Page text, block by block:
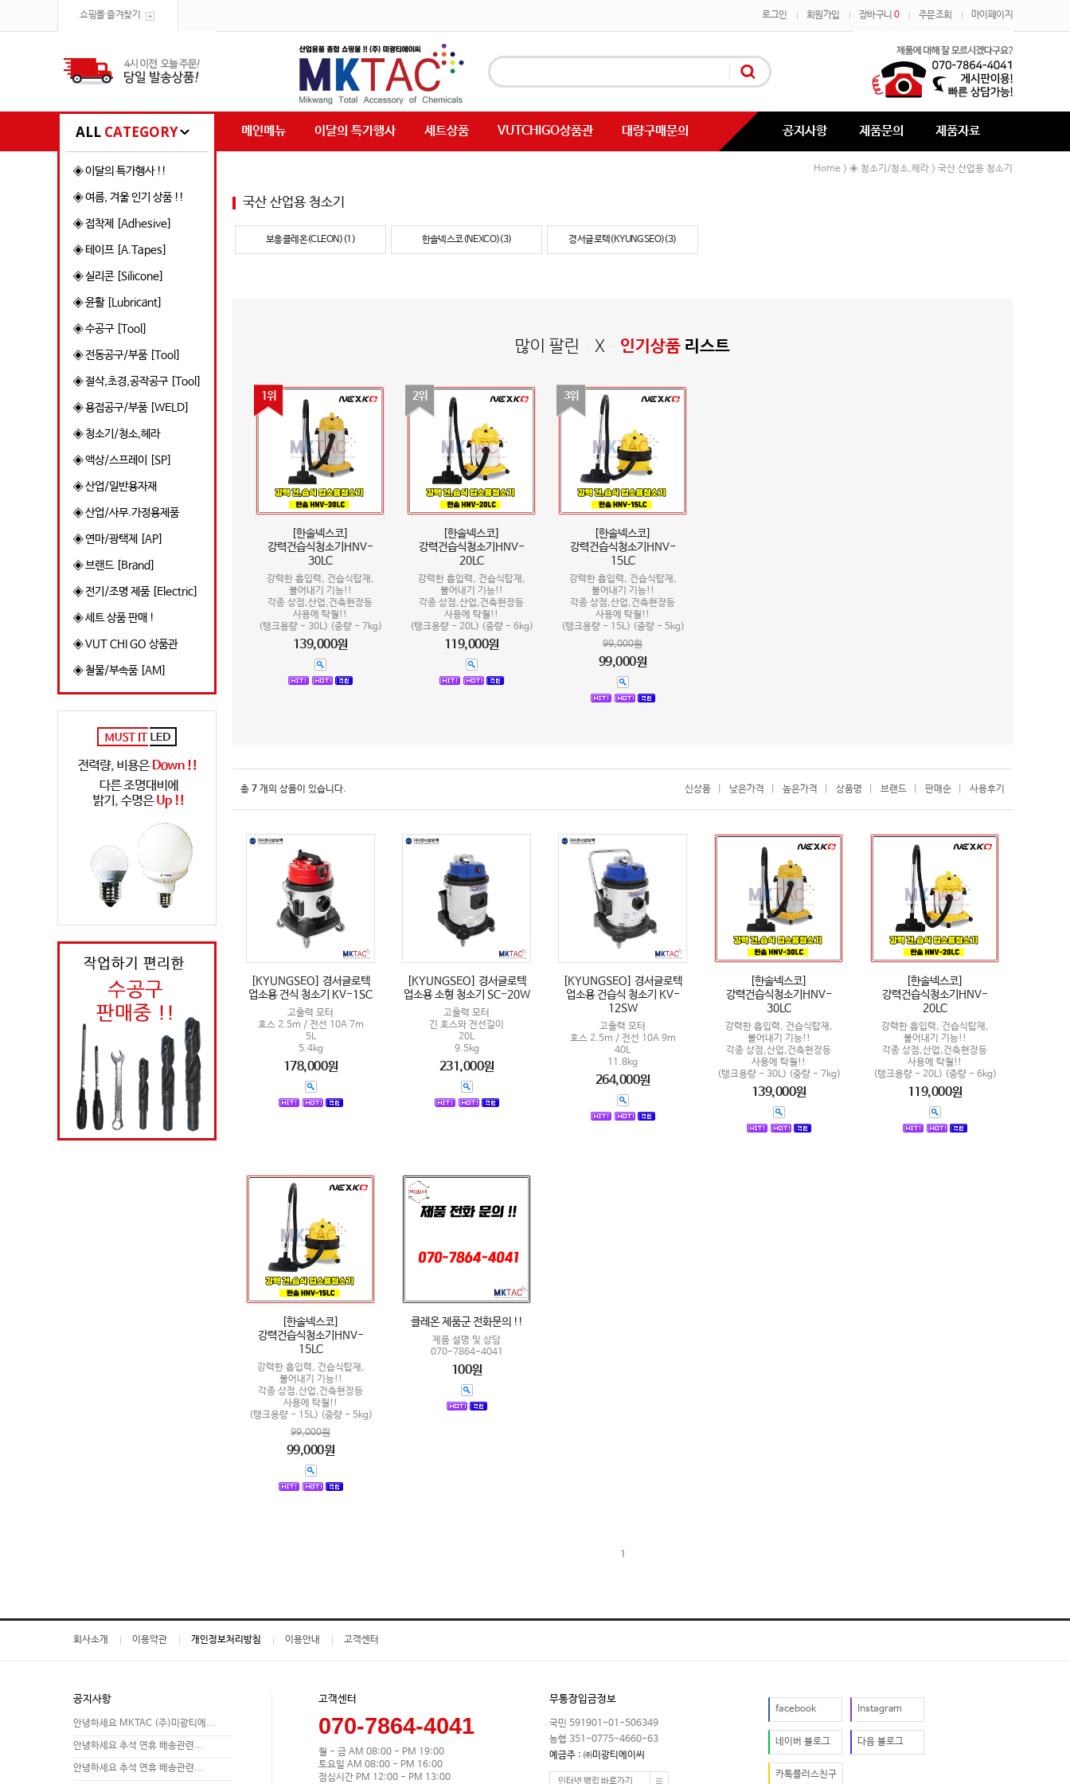
쇼핑몰 즐겨찾기 로그인 회원가입 장바구니 0 주문조회 마이페이지
ALL CATEGORY 메인메뉴 이달의 특가행사 세트상품 VUTCHIGO상품관 대량구매문의 공지사항 제품문의 제품자료
◈ 이달의 특가행사 !!
◈ 여름, 겨울 인기 상품 !!
◈ 접착제 [Adhesive]
◈ 테이프 [A.Tapes]
◈ 실리콘 [Silicone]
◈ 윤활 [Lubricant]
◈ 수공구 [Tool]
◈ 전동공구/부품 [Tool]
◈ 절삭,초경,공작공구 [Tool]
◈ 용접공구/부품 [WELD]
◈ 청소기/청소,헤라
◈ 액상/스프레이 [SP]
◈ 산업/일반용자재
◈ 산업/사무.가정용제품
◈ 연마/광택제 [AP]
◈ 브랜드 [Brand]
◈ 전기/조명 제품 [Electric]
◈ 세트 상품 판매 !
◈ VUT CHI GO 상품관
◈ 철물/부속품 [AM]
Home > ◈ 청소기/청소,헤라 > 국산 산업용 청소기
국산 산업용 청소기
보흥클레온(CLEON)(1) 한솔넥스코(NEXCO)(3) 경서글로텍(KYUNGSEO)(3)
많이 팔린 X 인기상품 리스트
1위
[한솔넥스코]
강력건습식청소기HNV-
30LC
강력한 흡입력, 건습식탑재,
불어내기 기능!!
각종 상점,산업,건축현장등
사용에 탁월!!
(탱크용량 - 30L) (중량 - 7kg)
139,000원
2위
[한솔넥스코]
강력건습식청소기HNV-
20LC
강력한 흡입력, 건습식탑재,
불어내기 기능!!
각종 상점,산업,건축현장등
사용에 탁월!!
(탱크용량 - 20L) (중량 - 6kg)
119,000원
3위
[한솔넥스코]
강력건습식청소기HNV-
15LC
강력한 흡입력, 건습식탑재,
불어내기 기능!!
각종 상점,산업,건축현장등
사용에 탁월!!
(탱크용량 - 15L) (중량 - 5kg)
99,000원
99,000원
총 7 개의 상품이 있습니다. 신상품 낮은가격 높은가격 상품명 브랜드 판매순 사용후기
[KYUNGSEO] 경서글로텍
업소용 건식 청소기 KV-1SC
고출력 모터
호스 2.5m / 전선 10A 7m
5L
5.4kg
178,000원
[KYUNGSEO] 경서글로텍
업소용 소형 청소기 SC-20W
고출력 모터
긴 호스와 전선길이
20L
9.5kg
231,000원
[KYUNGSEO] 경서글로텍
업소용 건습식 청소기 KV-
12SW
고출력 모터
호스 2.5m / 전선 10A 9m
40L
11.8kg
264,000원
[한솔넥스코]
강력건습식청소기HNV-
30LC
강력한 흡입력, 건습식탑재,
불어내기 기능!!
각종 상점,산업,건축현장등
사용에 탁월!!
(탱크용량 - 30L) (중량 - 7kg)
139,000원
[한솔넥스코]
강력건습식청소기HNV-
20LC
강력한 흡입력, 건습식탑재,
불어내기 기능!!
각종 상점,산업,건축현장등
사용에 탁월!!
(탱크용량 - 20L) (중량 - 6kg)
119,000원
[한솔넥스코]
강력건습식청소기HNV-
15LC
강력한 흡입력, 건습식탑재,
불어내기 기능!!
각종 상점,산업,건축현장등
사용에 탁월!!
(탱크용량 - 15L) (중량 - 5kg)
99,000원
99,000원
클레온 제품군 전화문의 !!
제품 설명 및 상담
070-7864-4041
100원
1
회사소개 이용약관 개인정보처리방침 이용안내 고객센터
공지사항
안녕하세요 MKTAC (주)미광티에...
안녕하세요 추석 연휴 배송관련...
안녕하세요 추석 연휴 배송관련...
고객센터
070-7864-4041
월 - 금 AM 08:00 - PM 19:00
토요일 AM 08:00 - PM 16:00
점심시간 PM 12:00 - PM 13:00
무통장입금정보
국민 591901-01-506349
농협 351-0775-4660-63
예금주 : ㈜미광티에이씨
인터넷 뱅킹 바로가기
facebook Instagram
네이버 블로그 다음 블로그
카톡플러스친구